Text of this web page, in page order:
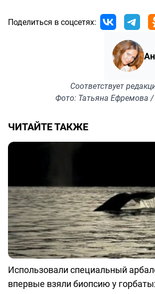
Поделиться в соцсетях:
Соответствует
Фото: Татьяна Ефремова
ЧИТАЙТЕ ТАКЖЕ
Использовали специальный
впервые взяли биопсию у